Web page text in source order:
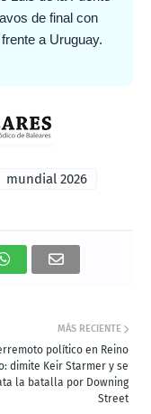
de final con
a Uruguay.
mundial 2026
MÁS RECIENTE
político en Reino
dimite Keir Starmer y se
la batalla por Downing
Street